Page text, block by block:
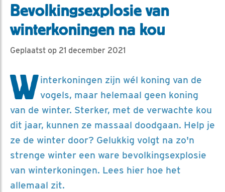
Bevolkingsexplosie van
winterkoningen na kou
Geplaatst op 21 december 2021
Winterkoningen zijn wél koning van de
vogels, maar helemaal geen koning
van de winter. Sterker, met de verwachte kou
dit jaar, kunnen ze massaal doodgaan. Help je
ze de winter door? Gelukkig volgt na zo'n
strenge winter een ware bevolkingsexplosie
van winterkoningen. Lees hier hoe het
allemaal zit.